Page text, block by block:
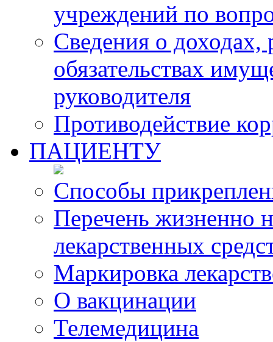
учреждений по
Сведения о доходах,
обязательствах
руководителя
Противодействие
ПАЦИЕНТУ
Способы
Перечень жизненно
лекарственных
Маркировка
О вакцинации
Телемедицина